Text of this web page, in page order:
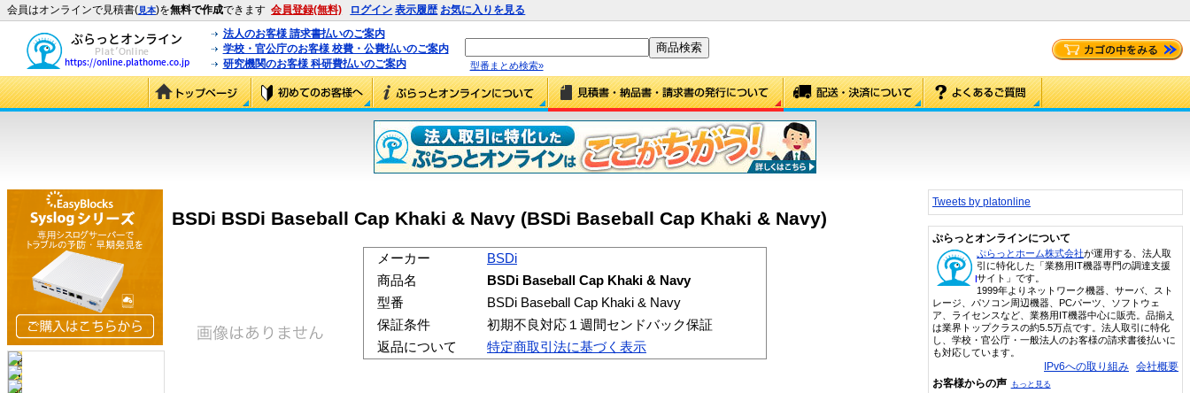
会員はオンラインで見積書(見本)を無料で作成できます 会員登録(無料) ログイン 表示履歴 お気に入りを見る
法人のお客様 請求書払いのご案内
学校・官公庁のお客様 校費・公費払いのご案内
研究機関のお客様 科研費払いのご案内
型番まとめ検索»
BSDi BSDi Baseball Cap Khaki & Navy (BSDi Baseball Cap Khaki & Navy)
メーカー
BSDi
商品名
BSDi Baseball Cap Khaki & Navy
型番
BSDi Baseball Cap Khaki & Navy
保証条件
初期不良対応１週間センドバック保証
返品について
特定商取引法に基づく表示
Tweets by platonline
ぷらっとオンラインについて
ぷらっとホーム株式会社が運用する、法人取
引に特化した「業務用IT機器専門の調達支援
サイト」です。
1999年よりネットワーク機器、サーバ、スト
レージ、パソコン周辺機器、PCパーツ、ソフトウェ
ア、ライセンスなど、業務用IT機器中心に販売。品揃え
は業界トップクラスの約5.5万点です。法人取引に特化
し、学校・官公庁・一般法人のお客様の請求書後払いに
も対応しています。
IPv6への取り組み 会社概要
お客様からの声 もっと見る